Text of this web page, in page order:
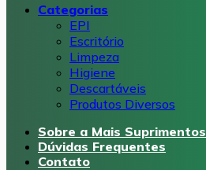
Categorias
EPI
Escritório
Limpeza
Higiene
Descartáveis
Produtos Diversos
Sobre a Mais Suprimentos
Dúvidas Frequentes
Contato